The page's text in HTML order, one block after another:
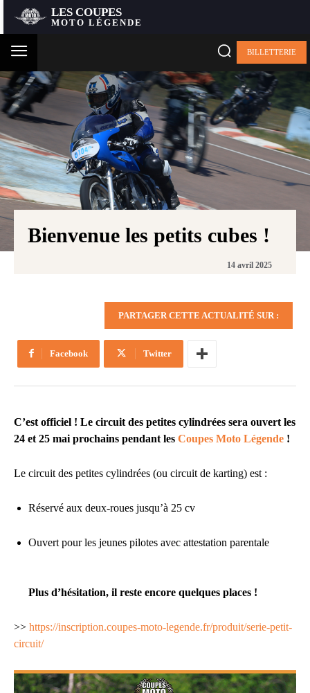
LES COUPES
MOTO LÉGENDE
BILLETTERIE
Bienvenue les petits cubes !
14 avril 2025
PARTAGER CETTE ACTUALITÉ SUR :
Facebook Twitter
C’est officiel ! Le circuit des petites cylindrées sera ouvert les
24 et 25 mai prochains pendant les Coupes Moto Légende !
Le circuit des petites cylindrées (ou circuit de karting) est :
Réservé aux deux-roues jusqu’à 25 cv
Ouvert pour les jeunes pilotes avec attestation parentale
Plus d’hésitation, il reste encore quelques places !
>> https://inscription.coupes-moto-legende.fr/produit/serie-petit-
circuit/